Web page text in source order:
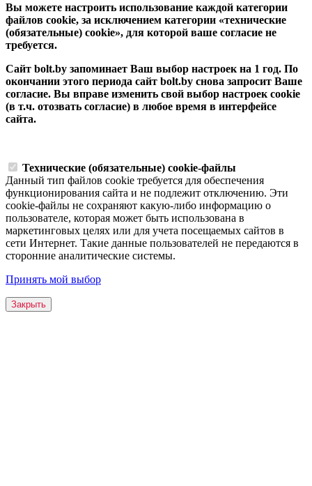
Вы можете настроить использование каждой категории
файлов cookie, за исключением категории «технические
(обязательные) cookie», для которой ваше согласие не
требуется.
Сайт bolt.by запоминает Ваш выбор настроек на 1 год. По
окончании этого периода сайт bolt.by снова запросит Ваше
согласие. Вы вправе изменить свой выбор настроек cookie
(в т.ч. отозвать согласие) в любое время в интерфейсе
сайта.
Технические (обязательные) cookie-файлы
Данный тип файлов cookie требуется для обеспечения
функционирования сайта и не подлежит отключению. Эти
сookie-файлы не сохраняют какую-либо информацию о
пользователе, которая может быть использована в
маркетинговых целях или для учета посещаемых сайтов в
сети Интернет. Такие данные пользователей не передаются в
сторонние аналитические системы.
Принять мой выбор
Закрыть